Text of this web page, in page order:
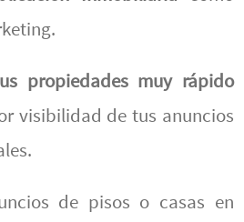
propiedades muy rápido
visibilidad de tus anuncios
de pisos o casas en